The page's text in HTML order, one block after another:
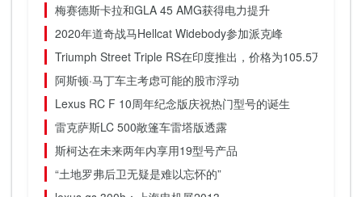
梅赛德斯卡拉和GLA 45 AMG获得电力提升
2020年道奇战马Hellcat Widebody参加派克峰
Triumph Street Triple RS在印度推出，价格为105.5万卢比
阿斯顿·马丁车主考虑可能的股市浮动
Lexus RC F 10周年纪念版庆祝热门型号的诞生
雷克萨斯LC 500敞篷车雷塔版透露
斯柯达在未来两年内享用19型号产品
“土地罗弗后卫无疑是难以忘怀的”